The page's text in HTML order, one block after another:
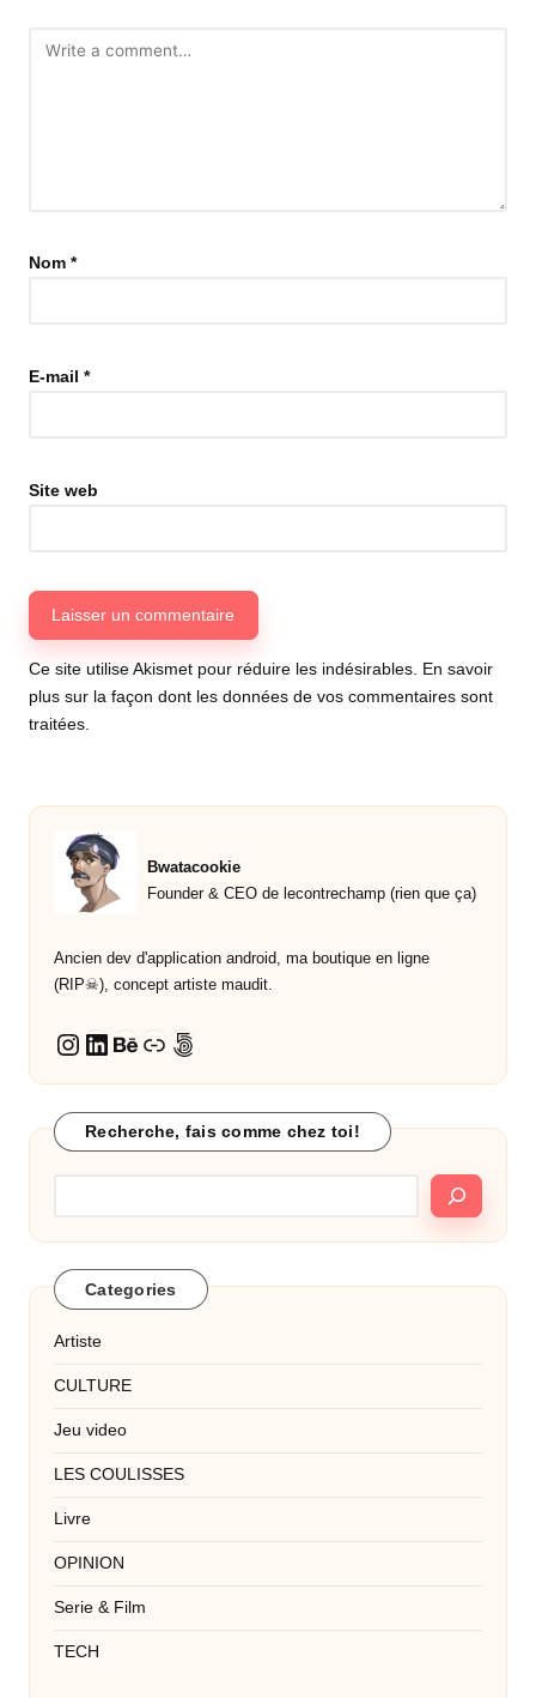
Nom *
E-mail *
Site web
Ce site utilise Akismet pour réduire les indésirables. En savoir
plus sur la façon dont les données de vos commentaires sont
traitées.
Bwatacookie
Founder & CEO de lecontrechamp (rien que ça)
Ancien dev d'application android, ma boutique en ligne
(RIP☠︎︎), concept artiste maudit.
Instagram
LinkedIn
Behance
Lien500px
Recherche, fais comme chez toi!
Categories
Artiste
CULTURE
Jeu video
LES COULISSES
Livre
OPINION
Serie & Film
TECH